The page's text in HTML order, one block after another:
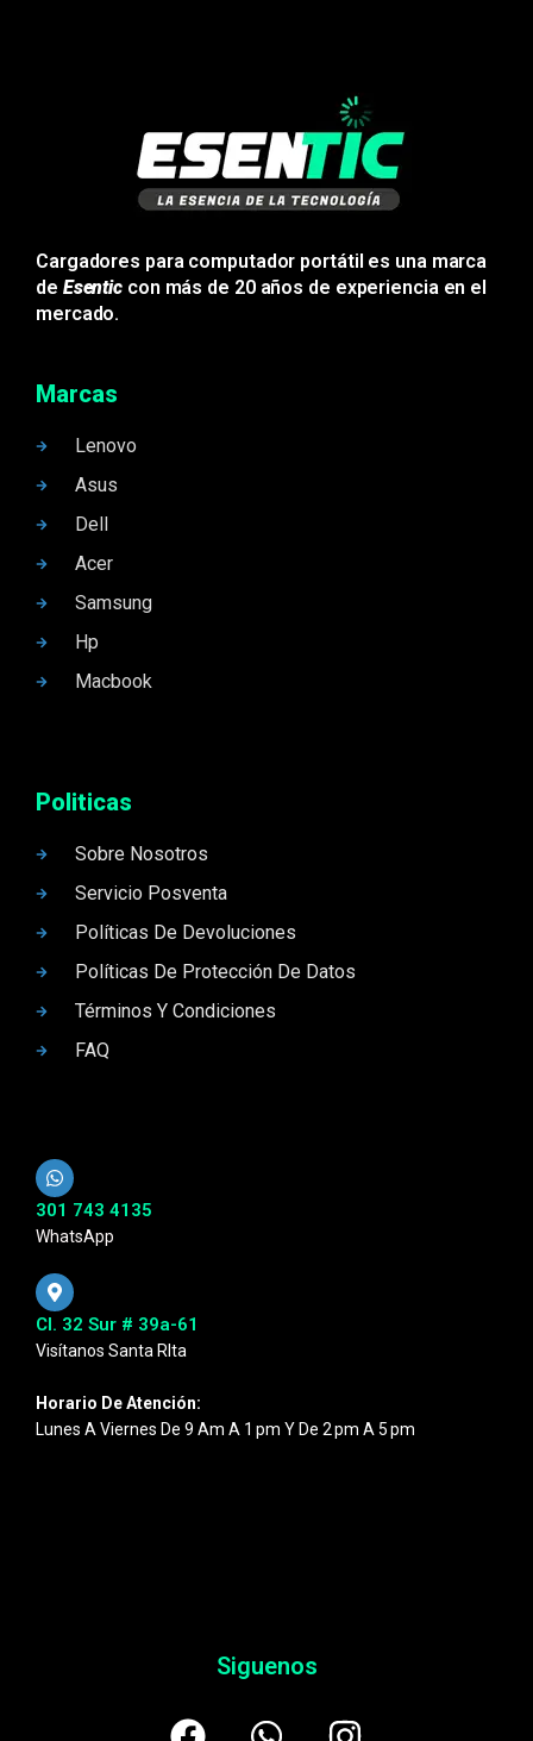
Cargadores para computador portátil es una marca
de Esentic con más de 20 años de experiencia en el
mercado.
Marcas
Lenovo
Asus
Dell
Acer
Samsung
Hp
Macbook
Politicas
Sobre Nosotros
Servicio Posventa
Políticas De Devoluciones
Políticas De Protección De Datos
Términos Y Condiciones
FAQ
301 743 4135
WhatsApp
Cl. 32 Sur # 39a-61
Visítanos Santa RIta
Horario De Atención:
Lunes A Viernes De 9 Am A 1 Pm Y De 2 Pm A 5 Pm
Siguenos